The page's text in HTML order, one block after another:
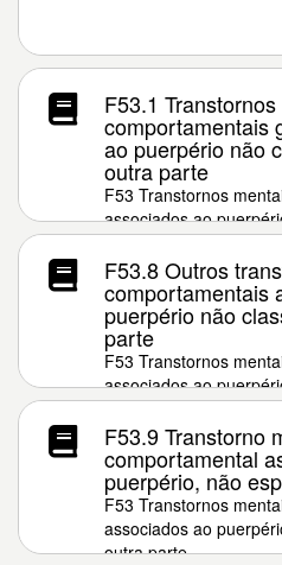
F53.1
comportamentais
ao puerpério não
outra parte
F53 Transtornos
associados ao
outra parte
F53.8 Outros
comportamentais
puerpério não
parte
F53 Transtornos
associados ao
outra parte
F53.9 Transtorno
comportamental
puerpério, não
F53 Transtornos
associados ao
outra parte